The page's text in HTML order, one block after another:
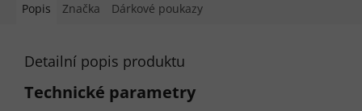
Popis Značka Dárkové poukazy
Detailní popis produktu
Technické parametry